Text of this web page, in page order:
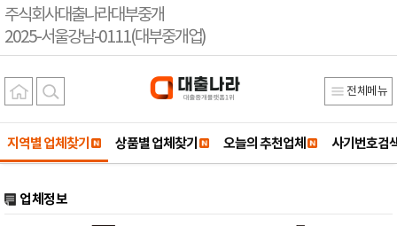
주식회사대출나라대부중개
2025-서울강남-0111(대부중개업)
전체메뉴
지역별 업체찾기 상품별 업체찾기 오늘의 추천업체 사기번호검
업체정보